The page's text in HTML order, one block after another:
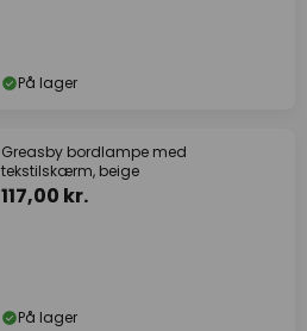
På lager
Greasby bordlampe med
tekstilskærm, beige
117,00 kr.
På lager